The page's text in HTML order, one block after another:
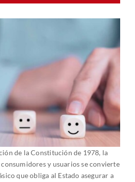
de la Constitución de 1978, la
y usuarios se convierte
que obliga al Estado asegurar a